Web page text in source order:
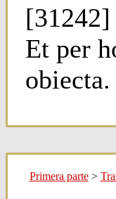
[31242]
Et per
obiecta.
Primera parte>